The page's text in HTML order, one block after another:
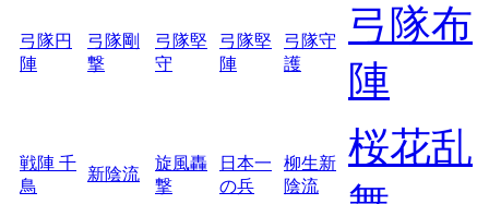
弓隊円
陣
弓隊剛
撃
弓隊堅
守
弓隊堅
陣
弓隊守
護
弓隊布
陣
戦陣 千
鳥
新陰流
旋風轟
撃
日本一
の兵
柳生新
陰流
桜花乱